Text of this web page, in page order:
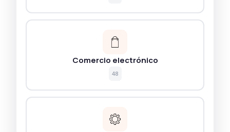
Comercio electrónico
48